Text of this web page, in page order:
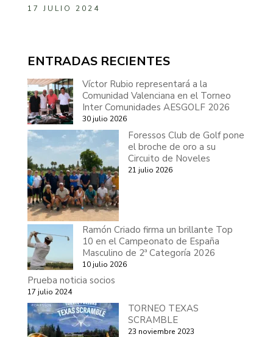
17 JULIO 2024
ENTRADAS RECIENTES
Víctor Rubio representará a la
Comunidad Valenciana en el Torneo
Inter Comunidades AESGOLF 2026
30 julio 2026
Foressos Club de Golf pone
el broche de oro a su
Circuito de Noveles
21 julio 2026
Ramón Criado firma un brillante Top
10 en el Campeonato de España
Masculino de 2ª Categoría 2026
10 julio 2026
Prueba noticia socios
17 julio 2024
TORNEO TEXAS
SCRAMBLE
23 noviembre 2023